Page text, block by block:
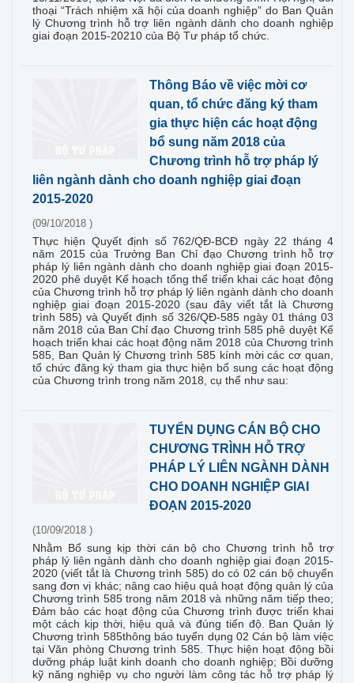
thoại “Trách nhiệm xã hội của doanh nghiệp” do Ban Quản
lý Chương trình hỗ trợ liên ngành dành cho doanh nghiệp
giai đoạn 2015-20210 của Bộ Tư pháp tổ chức.
Thông Báo về việc mời cơ
quan, tổ chức đăng ký tham
gia thực hiện các hoạt động
bổ sung năm 2018 của
Chương trình hỗ trợ pháp lý
liên ngành dành cho doanh nghiệp giai đoạn
2015-2020
(09/10/2018 )
Thực hiện Quyết định số 762/QĐ-BCĐ ngày 22 tháng 4
năm 2015 của Trưởng Ban Chỉ đạo Chương trình hỗ trợ
pháp lý liên ngành dành cho doanh nghiệp giai đoạn 2015-
2020 phê duyệt Kế hoạch tổng thể triển khai các hoạt động
của Chương trình hỗ trợ pháp lý liên ngành dành cho doanh
nghiệp giai đoạn 2015-2020 (sau đây viết tắt là Chương
trình 585) và Quyết định số 326/QĐ-585 ngày 01 tháng 03
năm 2018 của Ban Chỉ đạo Chương trình 585 phê duyệt Kế
hoạch triển khai các hoạt động năm 2018 của Chương trình
585, Ban Quản lý Chương trình 585 kính mời các cơ quan,
tổ chức đăng ký tham gia thực hiện bổ sung các hoạt động
của Chương trình trong năm 2018, cụ thể như sau:
TUYỂN DỤNG CÁN BỘ CHO
CHƯƠNG TRÌNH HỖ TRỢ
PHÁP LÝ LIÊN NGÀNH DÀNH
CHO DOANH NGHIỆP GIAI
ĐOẠN 2015-2020
(10/09/2018 )
Nhằm Bổ sung kịp thời cán bộ cho Chương trình hỗ trợ
pháp lý liên ngành dành cho doanh nghiệp giai đoạn 2015-
2020 (viết tắt là Chương trình 585) do có 02 cán bộ chuyển
sang đơn vị khác; nâng cao hiệu quả hoạt động quản lý của
Chương trình 585 trong năm 2018 và những năm tiếp theo;
Đảm bảo các hoạt động của Chương trình được triển khai
một cách kịp thời, hiệu quả và đúng tiến độ. Ban Quản lý
Chương trình 585thông báo tuyển dụng 02 Cán bộ làm việc
tại Văn phòng Chương trình 585. Thực hiện hoạt động bồi
dưỡng pháp luật kinh doanh cho doanh nghiệp; Bồi dưỡng
kỹ năng nghiệp vụ cho người làm công tác hỗ trợ pháp lý